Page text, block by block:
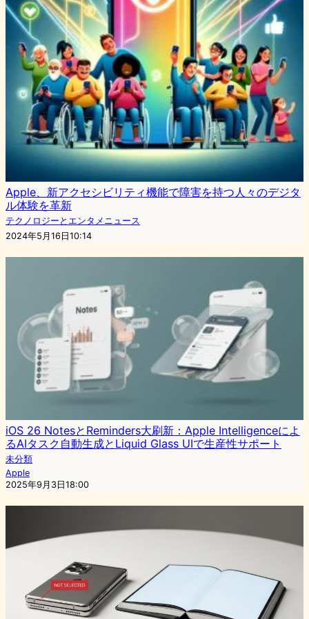
Apple、新アクセシビリティ機能で障害を持つ人々のデジタ
ル体験を革新
テクノロジーとエンタメニュース
2024年5月16日10:14
iOS 26 NotesとReminders大刷新：Apple Intelligenceによ
るAIタスク自動生成とLiquid Glass UIで生産性サポート
未分類
Apple
2025年9月3日18:00